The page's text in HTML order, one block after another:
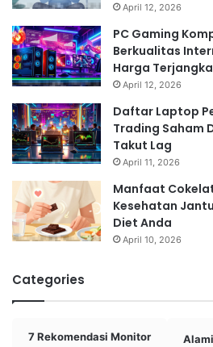
April 12, 2026
PC Gaming
Berkualitas
Harga
April 12, 2026
Daftar Laptop
Trading Saham
Takut Lag
April 11, 2026
Manfaat
Kesehatan
Diet Anda
April 10, 2026
Categories
7 Rekomendasi Monitor